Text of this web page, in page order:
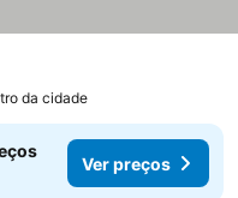
da cidade
Ver preços